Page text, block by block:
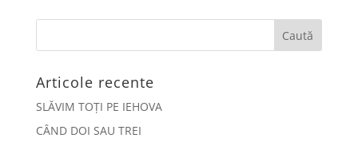
Articole recente
SLĂVIM TOȚI PE IEHOVA
CÂND DOI SAU TREI